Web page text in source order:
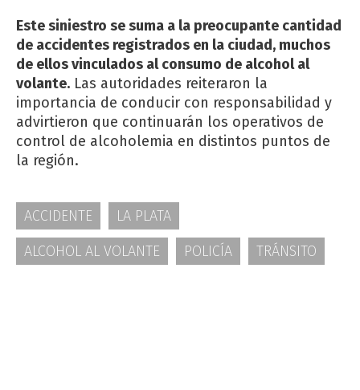
Este siniestro se suma a la preocupante cantidad
de accidentes registrados en la ciudad, muchos
de ellos vinculados al consumo de alcohol al
volante. Las autoridades reiteraron la
importancia de conducir con responsabilidad y
advirtieron que continuarán los operativos de
control de alcoholemia en distintos puntos de
la región.
ACCIDENTE
LA PLATA
ALCOHOL AL VOLANTE
POLICÍA TRÁNSITO